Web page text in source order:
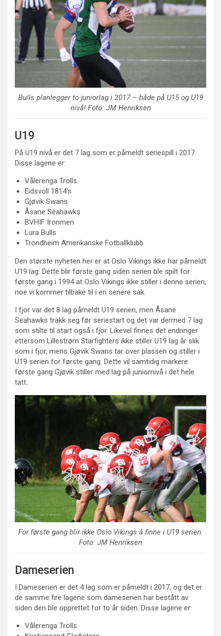
Bulls planlegger to juniorlag i 2017 – både på U15 og U19
nivå! Foto: JM Henriksen
U19
På U19 nivå er det 7 lag som er påmeldt seriespill i 2017.
Disse lagene er:
Vålerenga Trolls
Eidsvoll 1814’s
Gjøvik Swans
Åsane Seahawks
BVHIF Ironmen
Lura Bulls
Trondheim Amerikanske Fotballklubb
Den største nyheten her er at Oslo Vikings ikke har påmeldt
U19 lag. Dette blir første gang siden serien ble spilt for
første gang i 1994 at Oslo Vikings ikke stiller i denne serien,
noe vi kommer tilbake til i en senere sak.
I fjor var det 8 lag påmeldt U19 serien, men Åsane
Seahawks trakk seg før seriestart og det var dermed 7 lag
som stilte til start også i fjor. Likevel finnes det endringer
ettersom Lillestrøm Starfighters ikke stiller U19 lag år slik
som i fjor, mens Gjøvik Swans tar over plassen og stiller i
U19 serien for første gang. Dette vil samtidig markere
første gang Gjøvik stiller med lag på juniornivå i det hele
tatt.
For første gang blir ikke Oslo Vikings å finne i U19 serien.
Foto: JM Henriksen
Dameserien
I Dameserien er det 4 lag som er påmeldt i 2017, og det er
de samme fire lagene som dameserien har bestått av
siden den ble opprettet for to år siden. Disse lagene er:
Vålerenga Trolls